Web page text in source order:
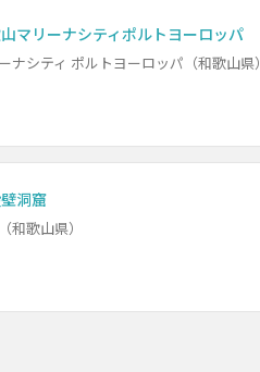
マリーナシティポルトヨーロッパ
ナシティ ポルトヨーロッパ（和歌山県）
洞窟
和歌山県）